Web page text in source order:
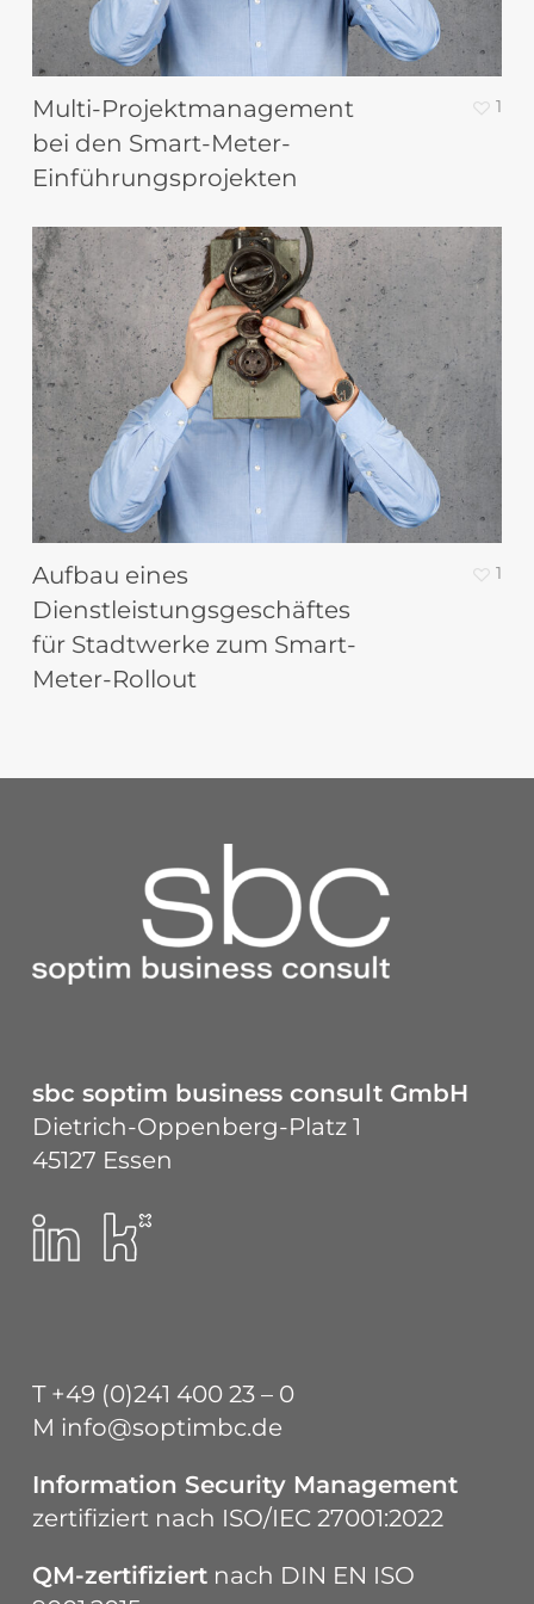
Multi-Projektmanagement
bei den Smart-Meter-
Einführungsprojekten
1
Aufbau eines
Dienstleistungsgeschäftes
für Stadtwerke zum Smart-
Meter-Rollout
1
sbc soptim business consult GmbH
Dietrich-Oppenberg-Platz 1
45127 Essen
T +49 (0)241 400 23 – 0
M info@soptimbc.de
Information Security Management
zertifiziert nach ISO/IEC 27001:2022
QM-zertifiziertnach DIN EN ISO